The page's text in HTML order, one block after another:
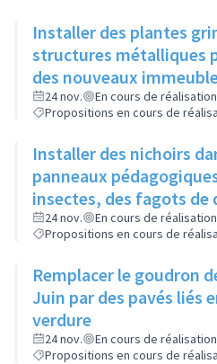
Installer des plantes
structures métalliques
des nouveaux
24 nov.
En cours de réalisation
Propositions en cours de
Installer des nichoirs
panneaux
insectes, des fagots de
pour stimuler la
Château à la Roue
24 nov.
En cours de réalisation
Propositions en cours de
Remplacer le goudron
Juin par des pavés liés
verdure
24 nov.
En cours de réalisation
Propositions en cours de